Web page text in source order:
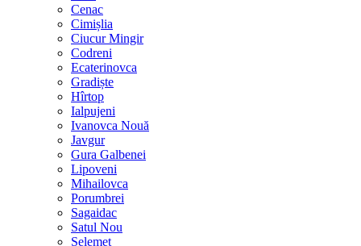
Cenac
Cimișlia
Ciucur Mingir
Codreni
Ecaterinovca
Gradiște
Hîrtop
Ialpujeni
Ivanovca Nouă
Javgur
Gura Galbenei
Lipoveni
Mihailovca
Porumbrei
Sagaidac
Satul Nou
Selemet